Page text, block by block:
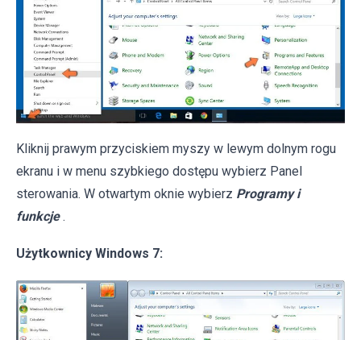
Kliknij prawym przyciskiem myszy w lewym dolnym rogu
ekranu i w menu szybkiego dostępu wybierz Panel
sterowania. W otwartym oknie wybierz Programy i
funkcje .
Użytkownicy Windows 7: